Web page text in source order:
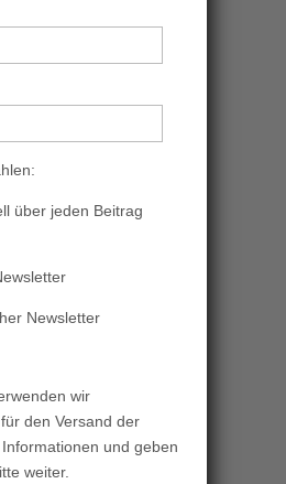
über jeden Beitrag
Newsletter
wir
den Versand der
und geben
weiter.